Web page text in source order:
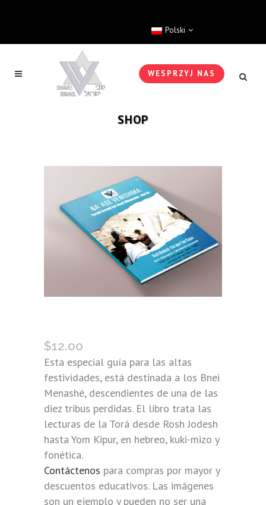
Polski
WESPRZYJ NAS
SHOP
$12.00
Esta especial guía para las altas
festividades, está destinada a los Bnei
Menashé, descendientes de una de las
diez tribus perdidas. El libro trata las
lecturas de la Torá desde Rosh Jodesh
hasta Yom Kipur, en hebreo, kuki-mizo y
fonética.
Contáctenos para compras por mayor y
descuentos educativos. Las imágenes
son un ejemplo y pueden no ser una